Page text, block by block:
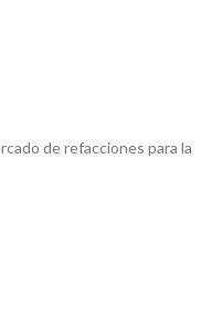
de refacciones para la